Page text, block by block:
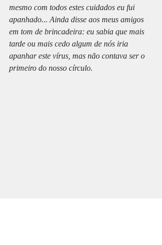
mesmo com todos estes cuidados eu fui
apanhado... Ainda disse aos meus amigos
em tom de brincadeira: eu sabia que mais
tarde ou mais cedo algum de nós iria
apanhar este vírus, mas não contava ser o
primeiro do nosso círculo.